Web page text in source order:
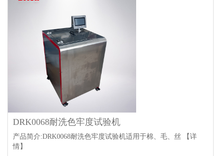
DRK0068耐洗色牢度试验机
产品简介:DRK0068耐洗色牢度试验机适用于棉、毛、丝
【详
情】